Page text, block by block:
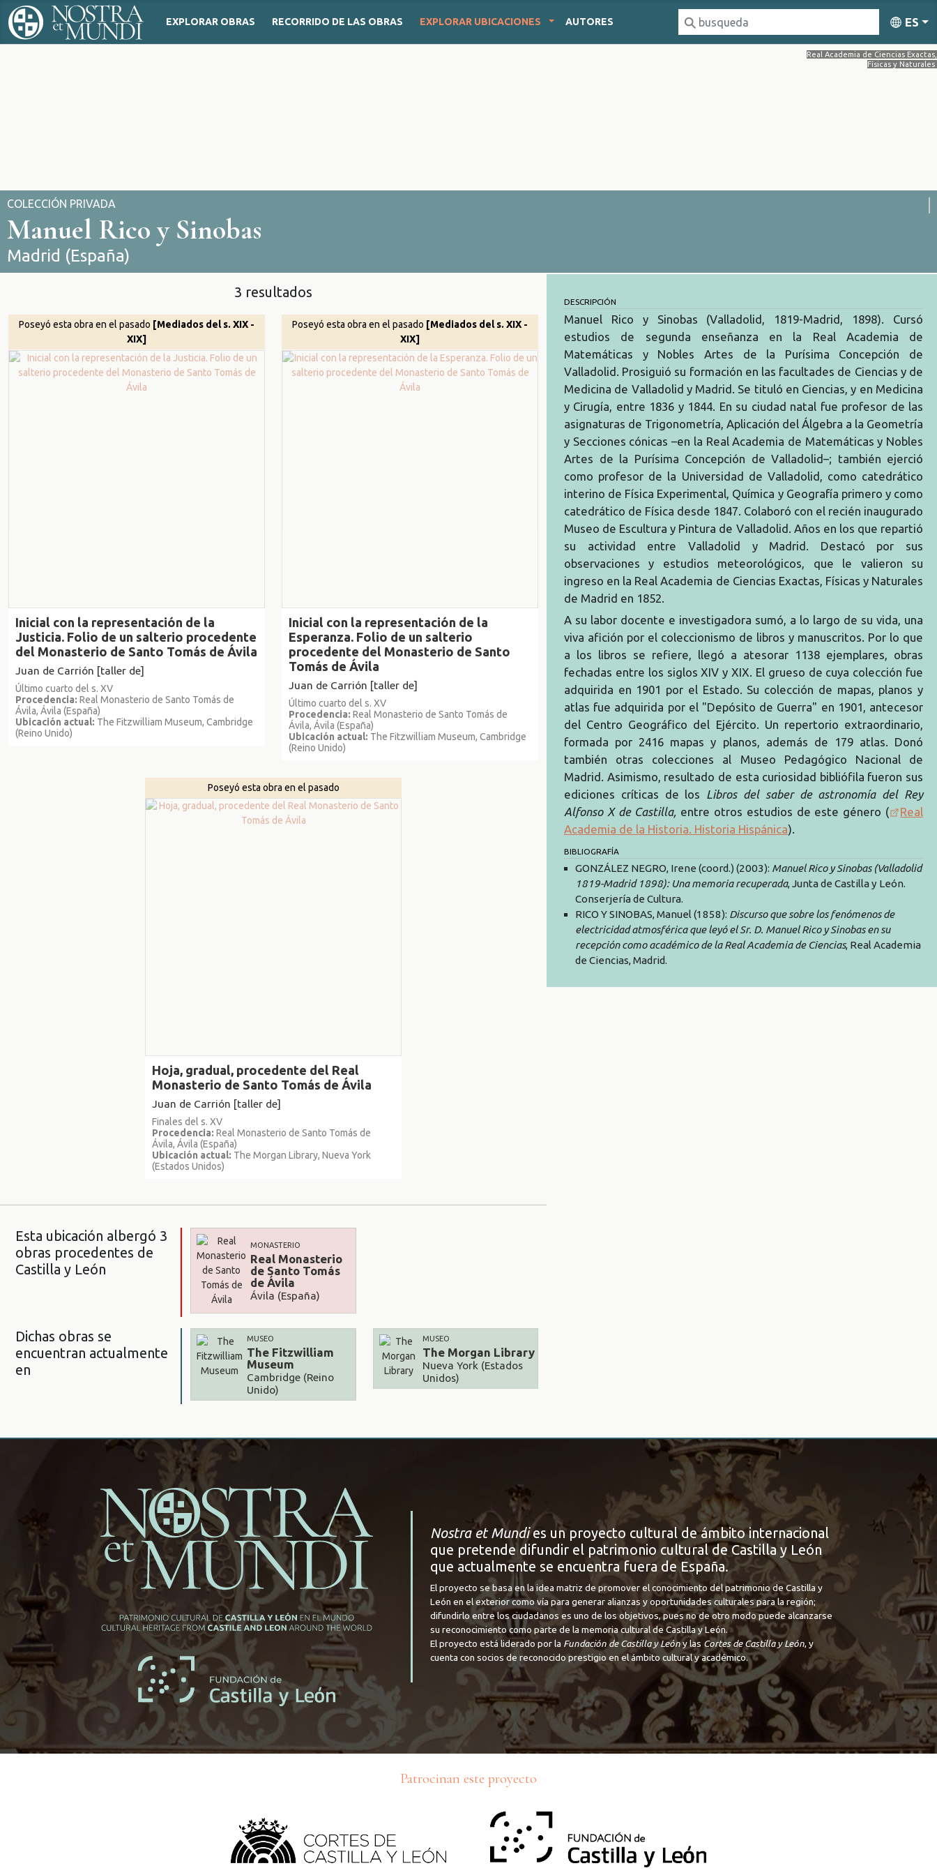
EXPLORAR OBRAS RECORRIDO DE LAS OBRAS EXPLORAR UBICACIONES AUTORES ES
Real Academia de Ciencias Exactas,
Físicas y Naturales
COLECCIÓN PRIVADA
Manuel Rico y Sinobas
Madrid (España)
DESCRIPCIÓN
Manuel Rico y Sinobas (Valladolid, 1819-Madrid, 1898). Cursó
estudios de segunda enseñanza en la Real Academia de
Matemáticas y Nobles Artes de la Purísima Concepción de
Valladolid. Prosiguió su formación en las facultades de Ciencias y de
Medicina de Valladolid y Madrid. Se tituló en Ciencias, y en Medicina
y Cirugía, entre 1836 y 1844. En su ciudad natal fue profesor de las
asignaturas de Trigonometría, Aplicación del Álgebra a la Geometría
y Secciones cónicas–en la Real Academia de Matemáticas y Nobles
Artes de la Purísima Concepción de Valladolid–; también ejerció
como profesor de la Universidad de Valladolid, como catedrático
interino de Física Experimental, Química y Geografía primero y como
catedrático de Física desde 1847. Colaboró con el recién inaugurado
Museo de Escultura y Pintura de Valladolid. Años en los que repartió
su actividad entre Valladolid y Madrid. Destacó por sus
observaciones y estudios meteorológicos, que le valieron su
ingreso en la Real Academia de Ciencias Exactas, Físicas y Naturales
de Madrid en 1852.
A su labor docente e investigadora sumó, a lo largo de su vida, una
viva afición por el coleccionismo de libros y manuscritos. Por lo que
a los libros se refiere, llegó a atesorar 1138 ejemplares, obras
fechadas entre los siglos XIV y XIX. El grueso de cuya colección fue
adquirida en 1901 por el Estado. Su colección de mapas, planos y
atlas fue adquirida por el "Depósito de Guerra" en 1901, antecesor
del Centro Geográfico del Ejército. Un repertorio extraordinario,
formada por 2416 mapas y planos, además de 179 atlas. Donó
también otras colecciones al Museo Pedagógico Nacional de
Madrid. Asimismo, resultado de esta curiosidad bibliófila fueron sus
ediciones críticas de los Libros del saber de astronomía del Rey
Alfonso X de Castilla, entre otros estudios de este género (
Real
Academia de la Historia. Historia Hispánica).
BIBLIOGRAFÍA
GONZÁLEZ NEGRO, Irene (coord.) (2003): Manuel Rico y Sinobas (Valladolid
1819-Madrid 1898): Una memoria recuperada, Junta de Castilla y León.
Conserjería de Cultura.
RICO Y SINOBAS, Manuel (1858): Discurso que sobre los fenómenos de
electricidad atmosférica que leyó el Sr. D. Manuel Rico y Sinobas en su
recepción como académico de la Real Academia de Ciencias, Real Academia
de Ciencias, Madrid.
3 resultados
Poseyó esta obra en el pasado [Mediados del s. XIX -
XIX]
Inicial con la representación de la
Justicia. Folio de un salterio procedente
del Monasterio de Santo Tomás de Ávila
Juan de Carrión [taller de]
Último cuarto del s. XV
Procedencia: Real Monasterio de Santo Tomás de
Ávila, Ávila (España)
Ubicación actual: The Fitzwilliam Museum, Cambridge
(Reino Unido)
Poseyó esta obra en el pasado [Mediados del s. XIX -
XIX]
Inicial con la representación de la
Esperanza. Folio de un salterio
procedente del Monasterio de Santo
Tomás de Ávila
Juan de Carrión [taller de]
Último cuarto del s. XV
Procedencia: Real Monasterio de Santo Tomás de
Ávila, Ávila (España)
Ubicación actual: The Fitzwilliam Museum, Cambridge
(Reino Unido)
Poseyó esta obra en el pasado
Hoja, gradual, procedente del Real
Monasterio de Santo Tomás de Ávila
Juan de Carrión [taller de]
Finales del s. XV
Procedencia: Real Monasterio de Santo Tomás de
Ávila, Ávila (España)
Ubicación actual: The Morgan Library, Nueva York
(Estados Unidos)
Esta ubicación albergó 3
obras procedentes de
Castilla y León
MONASTERIO
Real Monasterio
de Santo Tomás
de Ávila
Ávila (España)
Dichas obras se
encuentran actualmente
en
MUSEO
The Fitzwilliam
Museum
Cambridge (Reino
Unido)
MUSEO
The Morgan Library
Nueva York (Estados
Unidos)
Nostra et Mundies un proyecto cultural de ámbito internacional
que pretende difundir el patrimonio cultural de Castilla y León
que actualmente se encuentra fuera de España.
El proyecto se basa en la idea matriz de promover el conocimiento del patrimonio de Castilla y
León en el exterior como vía para generar alianzas y oportunidades culturales para la región;
difundirlo entre los ciudadanos es uno de los objetivos, pues no de otro modo puede alcanzarse
su reconocimiento como parte de la memoria cultural de Castilla y León.
El proyecto está liderado por la Fundación de Castilla y Leóny las Cortes de Castilla y León, y
cuenta con socios de reconocido prestigio en el ámbito cultural y académico.
Patrocinan este proyecto